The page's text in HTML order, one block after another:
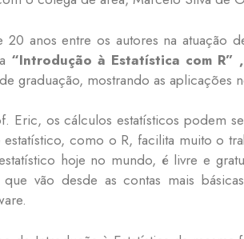
20 anos entre os autores na atuação
“Introdução à Estatística com R” ,
graduação, mostrando as aplicações
Eric, os cálculos estatísticos podem
como o R, facilita muito o
hoje no mundo, é livre e
vão desde as contas mais